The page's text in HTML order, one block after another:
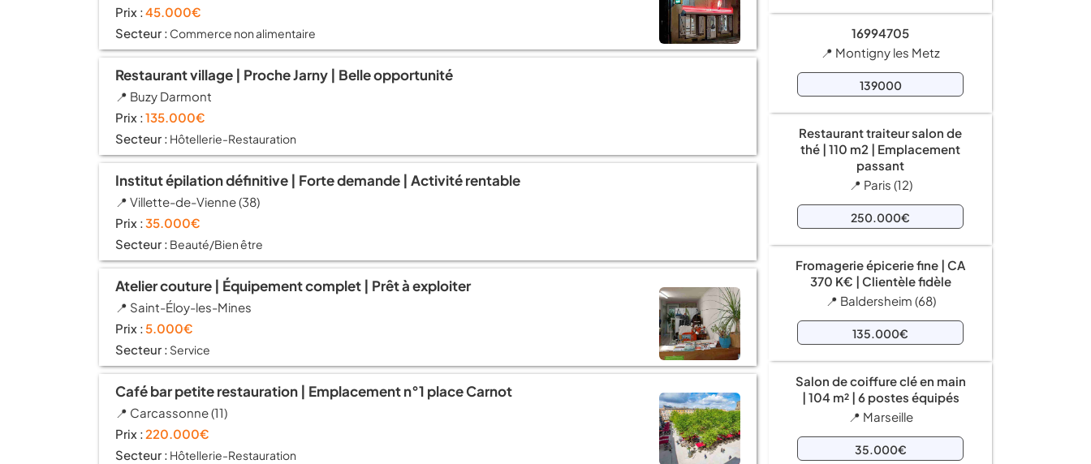
Prix : 45.000€
Secteur : Commerce non alimentaire
Restaurant village | Proche Jarny | Belle opportunité
📍 Buzy Darmont
Prix : 135.000€
Secteur : Hôtellerie-Restauration
Institut épilation définitive | Forte demande | Activité rentable
📍 Villette-de-Vienne (38)
Prix : 35.000€
Secteur : Beauté/Bien être
Atelier couture | Équipement complet | Prêt à exploiter
📍 Saint-Éloy-les-Mines
Prix : 5.000€
Secteur : Service
Café bar petite restauration | Emplacement n°1 place Carnot
📍 Carcassonne (11)
Prix : 220.000€
Secteur : Hôtellerie-Restauration
16994705
📍 Montigny les Metz
139000
Restaurant traiteur salon de
thé | 110 m2 | Emplacement
passant
📍 Paris (12)
250.000€
Fromagerie épicerie fine | CA
370 K€ | Clientèle fidèle
📍 Baldersheim (68)
135.000€
Salon de coiffure clé en main
| 104 m² | 6 postes équipés
📍 Marseille
35.000€